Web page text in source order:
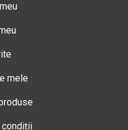
mele
condiții